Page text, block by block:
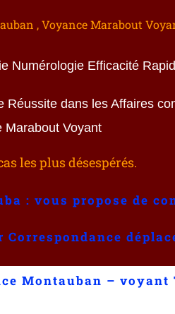
, Voyance Marabout
Numérologie Efficacité
Réussite dans les Affaires
Marabout Voyant
les plus désespérés.
: vous propose de
Montauban – voyant